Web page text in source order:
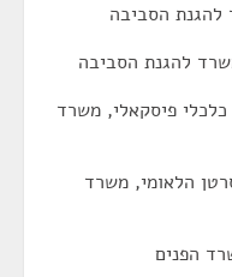
הסביבה
להגנת הסביבה
פיסקאלי, משרד
הלאומי, משרד
הפנים